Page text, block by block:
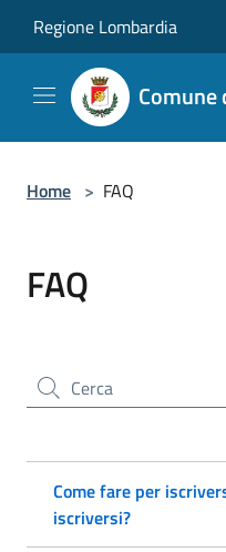
Regione Lombardia
Home > FAQ
FAQ
Cerca nel sito
Come fare per
iscriversi?